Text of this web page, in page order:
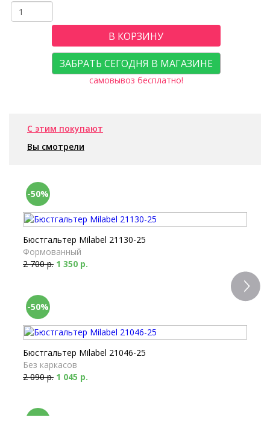
В КОРЗИНУ
ЗАБРАТЬ СЕГОДНЯ В МАГАЗИНЕ
самовывоз бесплатно!
С этим покупают
Вы смотрели
-50%
Бюстгальтер Milabel 21130-25
Формованный
2 700 р. 1 350 р.
-50%
Бюстгальтер Milabel 21046-25
Без каркасов
2 090 р. 1 045 р.
-50%